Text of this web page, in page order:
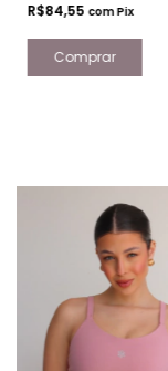
R$84,55 comPix